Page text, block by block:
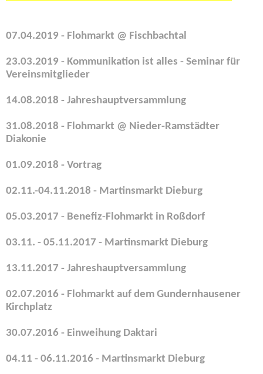
07.04.2019 - Flohmarkt @ Fischbachtal
23.03.2019 - Kommunikation ist alles - Seminar für
Vereinsmitglieder
14.08.2018 - Jahreshauptversammlung
31.08.2018 - Flohmarkt @ Nieder-Ramstädter
Diakonie
01.09.2018 - Vortrag
02.11.-04.11.2018 - Martinsmarkt Dieburg
05.03.2017 - Benefiz-Flohmarkt in Roßdorf
03.11. - 05.11.2017 - Martinsmarkt Dieburg
13.11.2017 - Jahreshauptversammlung
02.07.2016 - Flohmarkt auf dem Gundernhausener
Kirchplatz
30.07.2016 - Einweihung Daktari
04.11 - 06.11.2016 - Martinsmarkt Dieburg